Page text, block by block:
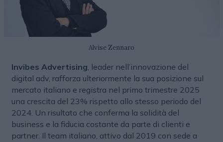
Alvise Zennaro
Invibes Advertising , leader nell’innovazione del
digital adv, rafforza ulteriormente la sua posizione sul
mercato italiano e registra nel primo trimestre 2025
una crescita del 23% rispetto allo stesso periodo del
2024. Un risultato che conferma la solidità del
business e la fiducia costante da parte di clienti e
partner. Il team italiano, attivo dal 2019 con sede a